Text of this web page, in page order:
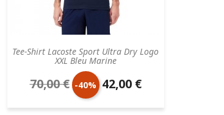
Tee-Shirt Lacoste Sport Ultra Dry Logo
XXL Bleu Marine
Prix
de
70,00 € -40% Prix
unitaire
42,00 €